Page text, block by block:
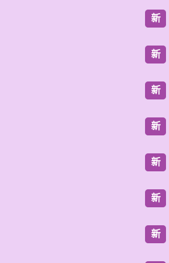
新
新
新
新
新
新
新